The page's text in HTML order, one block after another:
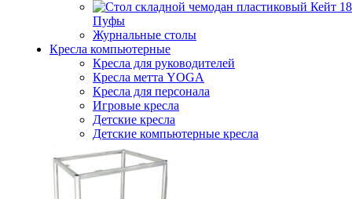
Пуфы
Журнальные столы
Кресла компьютерные
Кресла для руководителей
Кресла метта YOGA
Кресла для персонала
Игровые кресла
Детские кресла
Детские компьютерные кресла